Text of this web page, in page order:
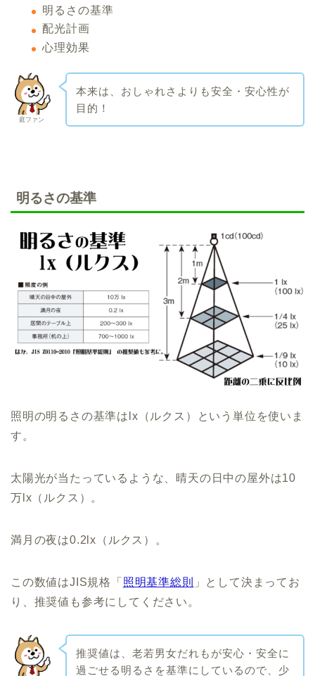
明るさの基準
配光計画
心理効果
庭ファン
本来は、おしゃれさよりも安全・安心性が
目的！
明るさの基準
照明の明るさの基準はlx（ルクス）という単位を使いま
す。
太陽光が当たっているような、晴天の日中の屋外は10
万lx（ルクス）。
満月の夜は0.2lx（ルクス）。
この数値はJIS規格「 照明基準総則
」として決まってお
り、推奨値も参考にしてください。
推奨値は、老若男女だれもが安心・安全に
過ごせる明るさを基準にしているので、少